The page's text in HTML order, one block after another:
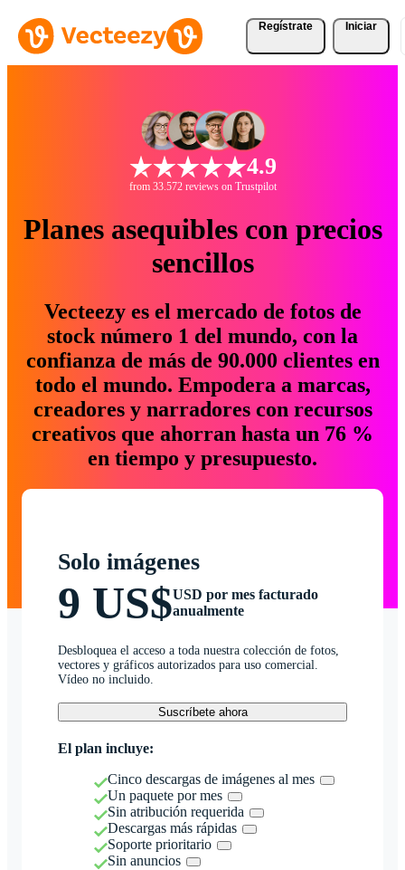
Regístrate Iniciar
4.9
from 33.572 reviews on Trustpilot
Planes asequibles con precios
sencillos
Vecteezy es el mercado de fotos de
stock número 1 del mundo, con la
confianza de más de 90.000 clientes en
todo el mundo. Empodera a marcas,
creadores y narradores con recursos
creativos que ahorran hasta un 76 %
en tiempo y presupuesto.
Solo imágenes
9 US$USD por mes facturado
anualmente
Desbloquea el acceso a toda nuestra colección de fotos,
vectores y gráficos autorizados para uso comercial.
Vídeo no incluido.
Suscríbete ahora
El plan incluye:
Cinco descargas de imágenes al mes
Un paquete por mes
Sin atribución requerida
Descargas más rápidas
Soporte prioritario
Sin anuncios